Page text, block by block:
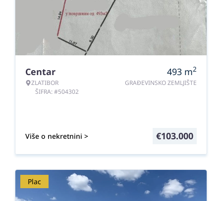
Centar
ZLATIBOR
ŠIFRA: #504302
493 m2
GRAĐEVINSKO ZEMLJIŠTE
Više o nekretnini > €103.000
Plac